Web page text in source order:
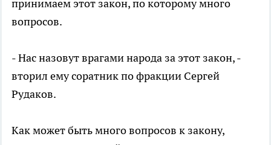
принимаем этот закон, по которому много
вопросов.
- Нас назовут врагами народа за этот закон, -
вторил ему соратник по фракции Сергей
Рудаков.
Как может быть много вопросов к закону,